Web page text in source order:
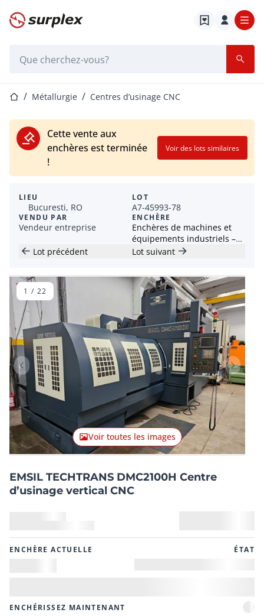
Page d'accueil
Page d'accueil
Métallurgie Centres d’usinage CNC
Cette vente aux
enchères est terminée
!
Voir des lots similaires
LIEU
Bucuresti, RO
VENDU PAR
Vendeur entreprise
LOT
A7-45993-78
ENCHÈRE
Enchères de machines et
équipements industriels –
CNC, EDM, moulage par
Lot précédent Lot suivant
Lot précédent Lot
Voir toutes les images
1 / 22
EMSIL TECHTRANS DMC2100H Centre
d’usinage vertical CNC
ENCHÈRE ACTUELLE ÉTAT
ENCHÉRISSEZ MAINTENANT